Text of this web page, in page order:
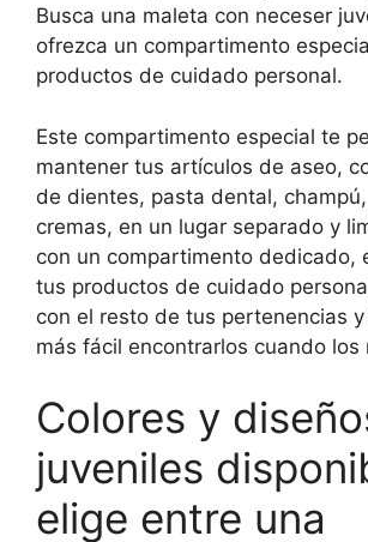
Busca una maleta con neceser
ofrezca un compartimento
productos de cuidado personal.
Este compartimento especial te
mantener tus artículos de aseo,
de dientes, pasta dental,
cremas, en un lugar separado y
con un compartimento dedicado,
tus productos de cuidado
con el resto de tus pertenencias
más fácil encontrarlos cuando los
Colores y
juveniles
elige entre una